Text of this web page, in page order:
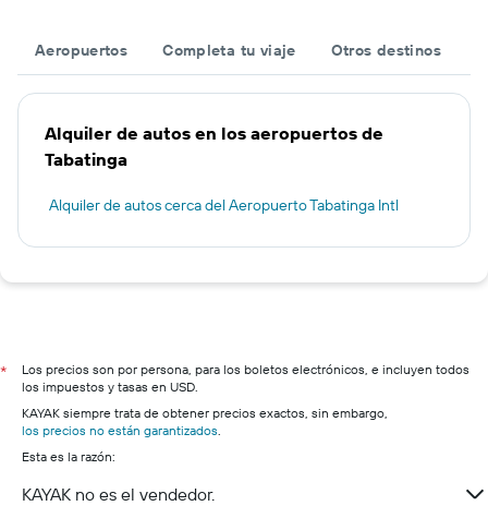
Aeropuertos Completa tu viaje Otros destinos
Alquiler de autos en los aeropuertos de
Tabatinga
Alquiler de autos cerca del Aeropuerto Tabatinga Intl
*
Los precios son por persona, para los boletos electrónicos, e incluyen todos
los impuestos y tasas en USD.
KAYAK siempre trata de obtener precios exactos, sin embargo,
los precios no están garantizados.
Esta es la razón:
KAYAK no es el vendedor.